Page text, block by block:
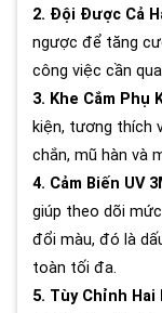
2. Đội Được Cả
ngược để tăng
công việc cần
3. Khe Cắm Phụ
kiện, tương thích
chắn, mũ hàn và
4. Cảm Biến UV
giúp theo dõi
đổi màu, đó là
toàn tối đa.
5. Tùy Chỉnh